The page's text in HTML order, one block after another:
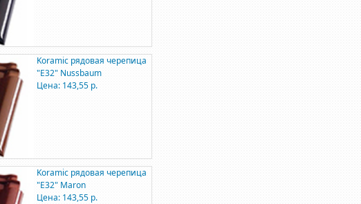
Koramic рядовая черепица
"E32" Nussbaum
Цена: 143,55 р.
Koramic рядовая черепица
"E32" Maron
Цена: 143,55 р.